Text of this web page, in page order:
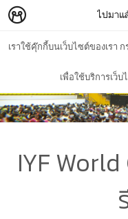
เราใช้คุ๊กกี้บนเว็บไซต์ของเรา
เพื่อใช้บริการเว็บ
ไปมาแ
IYF